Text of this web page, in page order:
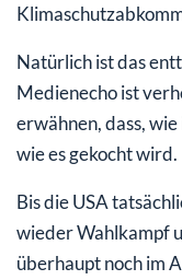
Natürlich ist das
Medienecho ist
erwähnen, dass,
wie es gekocht wird.
Bis die USA
wieder Wahlkampf
überhaupt noch im